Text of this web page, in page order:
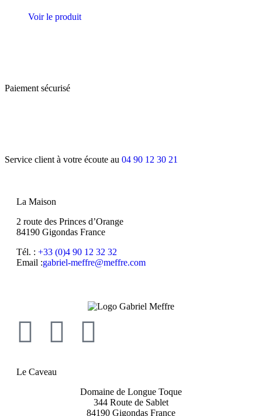
Voir le produit
Paiement sécurisé
Service client à votre écoute au 04 90 12 30 21
La Maison
2 route des Princes d’Orange
84190 Gigondas France
Tél. : +33 (0)4 90 12 32 32
Email :moc.erffem@erffem-leirbag
Le Caveau
Domaine de Longue Toque
344 Route de Sablet
84190 Gigondas France